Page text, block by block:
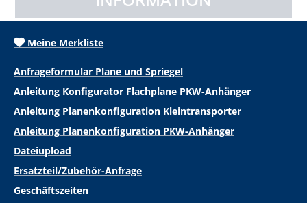
Meine Merkliste
Anfrageformular Plane und Spriegel
Anleitung Konfigurator Flachplane PKW-Anhänger
Anleitung Planenkonfiguration Kleintransporter
Anleitung Planenkonfiguration PKW-Anhänger
Dateiupload
Ersatzteil/Zubehör-Anfrage
Geschäftszeiten